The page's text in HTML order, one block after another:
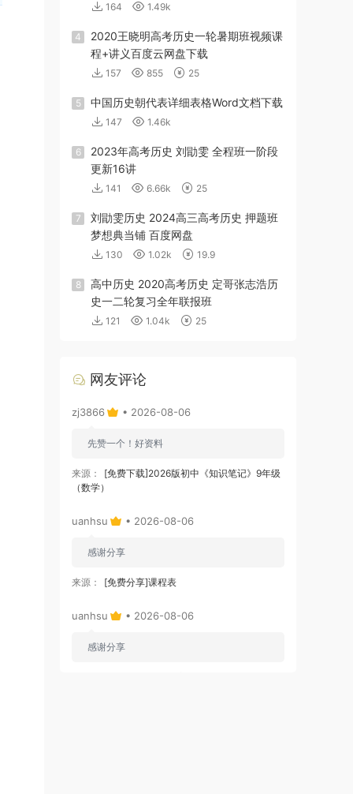
164 1.49k
4
2020王晓明高考历史一轮暑期班视频课
程+讲义百度云网盘下载
157 855 25
5 中国历史朝代表详细表格Word文档下载
147 1.46k
6
2023年高考历史 刘勖雯 全程班一阶段
更新16讲
141 6.66k 25
7
刘勖雯历史 2024高三高考历史 押题班
梦想典当铺 百度网盘
130 1.02k 19.9
8
高中历史 2020高考历史 定哥张志浩历
史一二轮复习全年联报班
121 1.04k 25
网友评论
zj3866 • 2026-08-06
先赞一个！好资料
来源：
[免费下载]2026版初中《知识笔记》9年级
（数学）
uanhsu • 2026-08-06
感谢分享
来源： [免费分享]课程表
uanhsu • 2026-08-06
感谢分享